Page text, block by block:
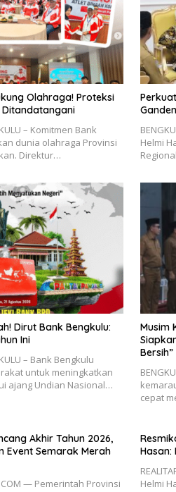
Olahraga! Proteksi
Ditandatangani
– Komitmen Bank
dunia olahraga Provinsi
Direktur…
Helmi
Dirut Bank Bengkulu:
Ini
– Bank Bengkulu
untuk meningkatkan
ajang Undian Nasional…
Musim
Bersih”
cepat
Akhir Tahun 2026,
Event Semarak Merah
— Pemerintah Provinsi
Hasan:
Helmi